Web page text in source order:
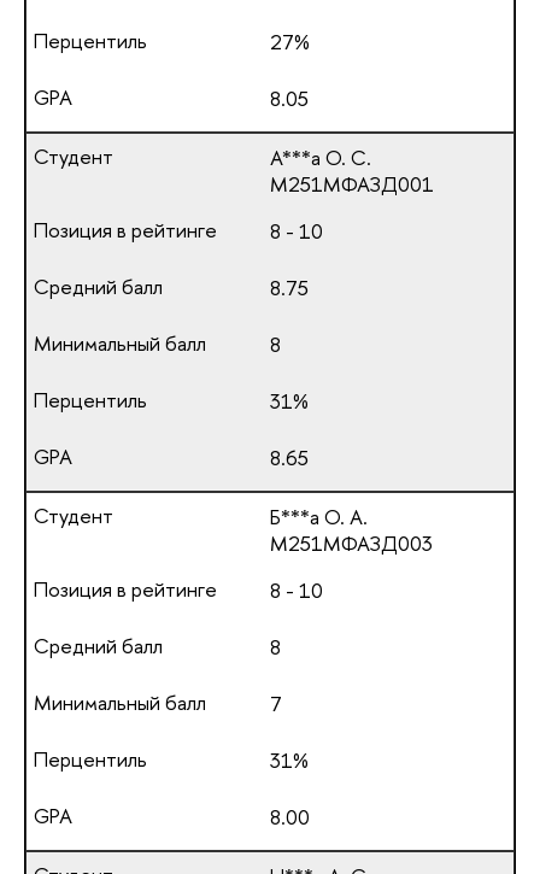
27%
8.05
А***а О. С.
М251МФАЗД001
8 - 10
8.75
8
31%
8.65
Б***а О. А.
М251МФАЗД003
8 - 10
8
7
31%
8.00